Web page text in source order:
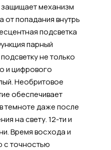
механизм
от попадания внутрь
подсветка
парный
не только
и цифрового
Необритовое
обеспечивает
темноте даже после
на свету. 12-ти и
Время восхода и
с точностью